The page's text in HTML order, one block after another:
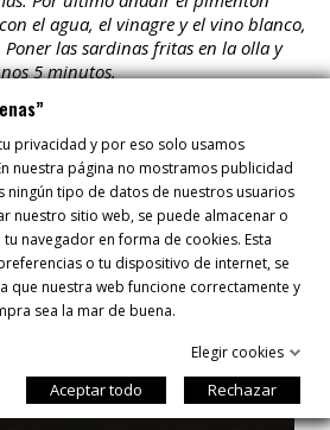
el agua, el vinagre y el vino blanco,
las sardinas fritas en la olla y
5 minutos.
y colocar en un recipiente.
transcurrido este tiempo, regenerar y
ambiente o ligeramente calientes.
RECETAS
privacidad y por eso solo usamos
nuestra página no mostramos publicidad
ningún tipo de datos de nuestros usuarios
nuestro sitio web, se puede almacenar o
navegador en forma de cookies. Esta
o tu dispositivo de internet, se
que nuestra web funcione correctamente y
sea la mar de buena.
Elegir cookies
Aceptar todo Rechazar